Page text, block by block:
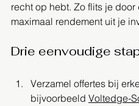
recht op hebt. Zo flits je
maximaal rendement uit je
Drie eenvoudige
Verzamel offertes bij
bijvoorbeeld Voltedge-